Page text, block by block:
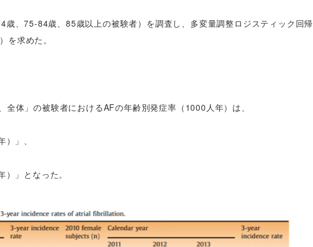
、75-84歳、85歳以上の被験者）を調査し、多変量調整ロジスティック回帰
を求めた。
体」の被験者におけるAFの年齢別発症率（1000人年）は、
」、
」となった。